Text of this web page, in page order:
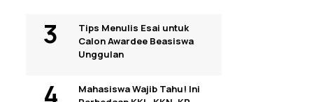
Tips Menulis Esai untuk
Calon Awardee Beasiswa
Unggulan
Mahasiswa Wajib Tahu! Ini